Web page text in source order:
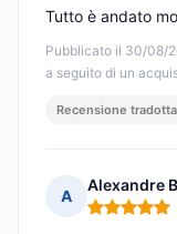
Pubblicato il 30/08/
a seguito di un
Tutto è andato
Recensione tradotta
A
Alexandre
Nota: 5 su 5